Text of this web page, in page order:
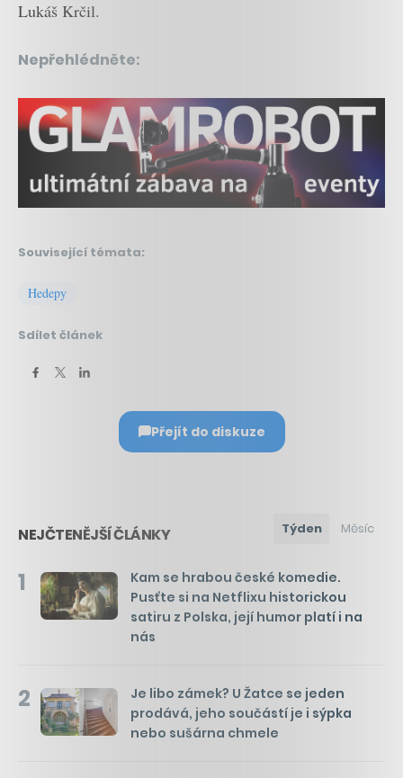
Lukáš Krčil.
Nepřehlédněte:
Související témata:
Hedepy
Sdílet článek
Přejít do diskuze
NEJČTENĚJŠÍ ČLÁNKY Týden Měsíc
1
Kam se hrabou české komedie.
Pusťte si na Netflixu historickou
satiru z Polska, její humor platí i na
nás
2
Je libo zámek? U Žatce se jeden
prodává, jeho součástí je i sýpka
nebo sušárna chmele